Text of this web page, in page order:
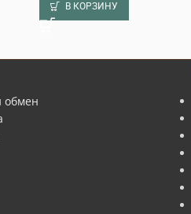
В КОРЗИНУ
обмен